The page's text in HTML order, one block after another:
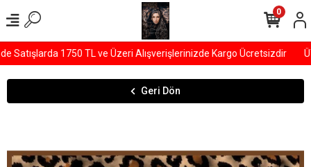
1750 TL ve Üzeri Alışverişlerinizde Kargo Ücretsizdir
0
Geri Dön